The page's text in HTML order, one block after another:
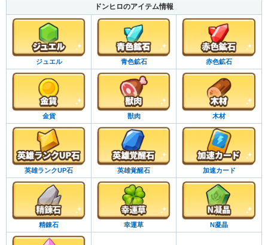
ドンヒロのアイテム情報
ジュエル 青色鉱石 赤色鉱石
金貨 獣肉 木材
英雄ランクUP石 英雄覚醒石 加速カード
精錬石 幸運草 N凝晶